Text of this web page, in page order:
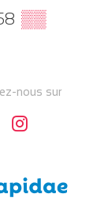
▒▒
nous sur